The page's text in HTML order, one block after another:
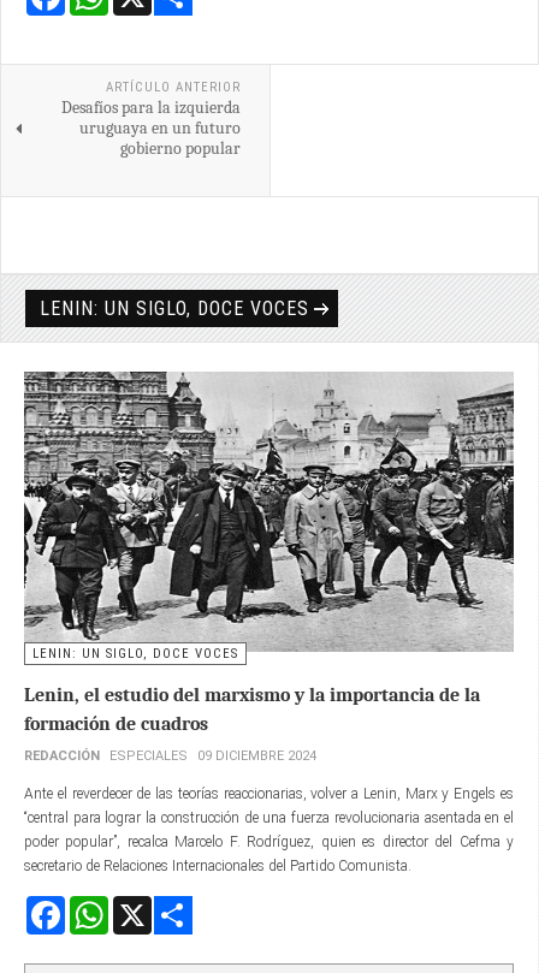
ARTÍCULO ANTERIOR
Desafíos para la izquierda
uruguaya en un futuro
gobierno popular
LENIN: UN SIGLO, DOCE VOCES
LENIN: UN SIGLO, DOCE VOCES
Lenin, el estudio del marxismo y la importancia de la
formación de cuadros
REDACCIÓN ESPECIALES 09 DICIEMBRE 2024
Ante el reverdecer de las teorías reaccionarias, volver a Lenin, Marx y Engels es
“central para lograr la construcción de una fuerza revolucionaria asentada en el
poder popular”, recalca Marcelo F. Rodríguez, quien es director del Cefma y
secretario de Relaciones Internacionales del Partido Comunista.
FacebookWhatsApp